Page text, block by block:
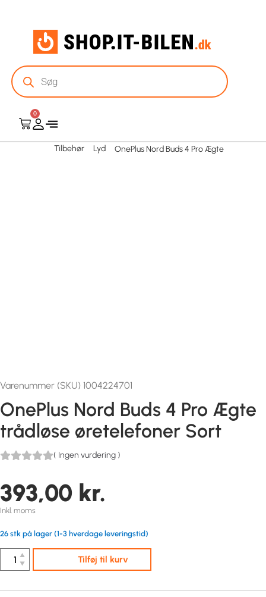
0
Tilbehør Lyd OnePlus Nord Buds 4 Pro Ægte
Varenummer (SKU) 1004224701
OnePlus Nord Buds 4 Pro Ægte
trådløse øretelefoner Sort
( Ingen vurdering )
393,00 kr.
Inkl. moms
26 stk på lager (1-3 hverdage leveringstid)
▲
▼
Tilføj til kurv